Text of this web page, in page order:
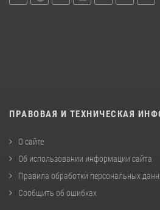
ПРАВОВАЯ И ТЕХНИЧЕСКАЯ
О сайте
Об использовании информации сайта
Правила обработки персональных
Сообщить об ошибках